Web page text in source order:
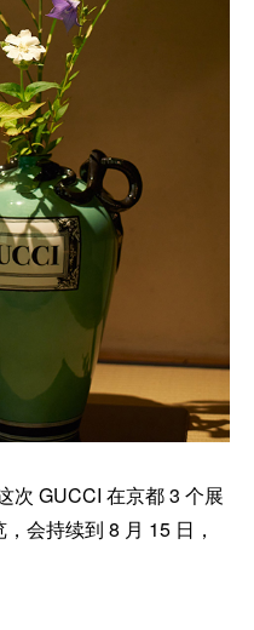
次 GUCCI 在京都 3 个展
会持续到 8 月 15 日，